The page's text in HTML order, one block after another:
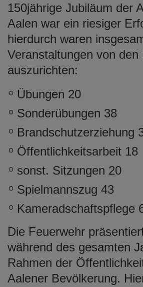
150jährige Jubiläum der
Aalen war ein riesiger
hierdurch waren
Veranstaltungen von den
auszurichten:
Übungen 20
Sonderübungen 38
Brandschutzerziehung
Öffentlichkeitsarbeit 18
sonst. Sitzungen 20
Spielmannszug 43
Kameradschaftspflege
Die Feuerwehr
während des gesamten
Rahmen der
Aalener Bevölkerung.